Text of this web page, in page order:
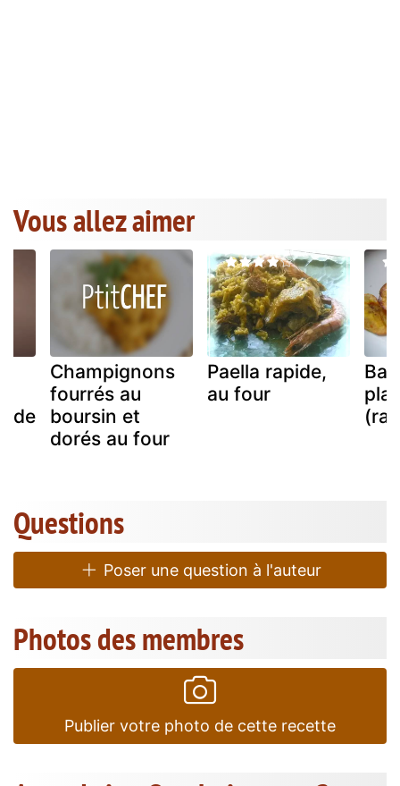
Vous allez aimer
Champignons
fourrés au
boursin et
dorés au four
Paella rapide,
au four
Questions
Poser une question à l'auteur
Photos des membres
Publier votre photo de cette recette